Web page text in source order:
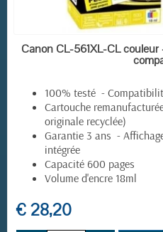
EN
Canon CL-561XL-CL
100% testé -
Cartouche
originale recyclée)
Garantie 3 ans -
intégrée
Capacité 600 pages
Volume d'encre 18ml
€ 28,20